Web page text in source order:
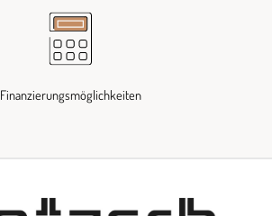
Finanzierungsmöglichkeiten